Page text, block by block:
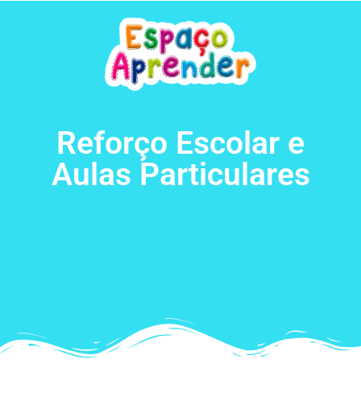
Reforço Escolar e
Aulas Particulares